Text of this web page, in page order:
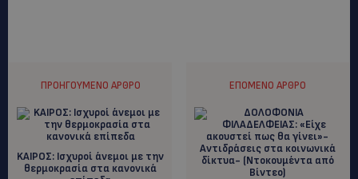
ΠΡΟΗΓΟΎΜΕΝΟ ΆΡΘΡΟ
KAIΡΟΣ: Iσχυροί άνεμοι με την
θερμοκρασία στα κανονικά
ΕΠΌΜΕΝΟ ΆΡΘΡΟ